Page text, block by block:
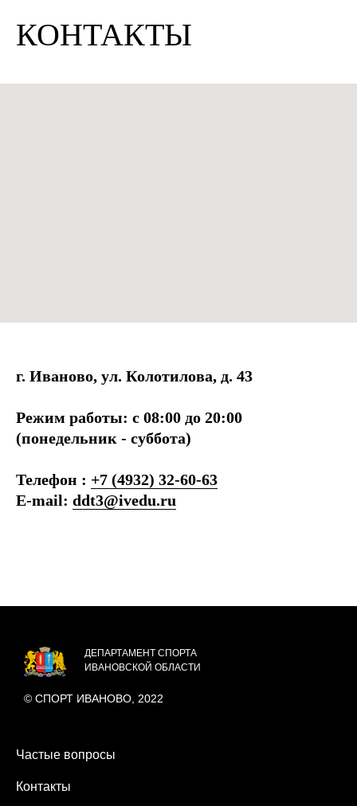
КОНТАКТЫ
г. Иваново, ул. Колотилова, д. 43
Режим работы: с 08:00 до 20:00
(понедельник - суббота)
Телефон : +7 (4932) 32-60-63
E-mail: ddt3@ivedu.ru
ДЕПАРТАМЕНТ СПОРТА
ИВАНОВСКОЙ ОБЛАСТИ
© СПОРТ ИВАНОВО, 2022
Частые вопросы
Контакты